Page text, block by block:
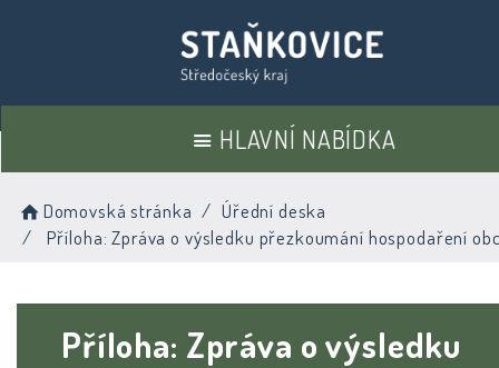
HLAVNÍ NABÍDKA
Domovská stránka
Úřední deska
Příloha: Zpráva o výsledku přezkoumání hospodaření
Příloha: Zpráva o výsledku